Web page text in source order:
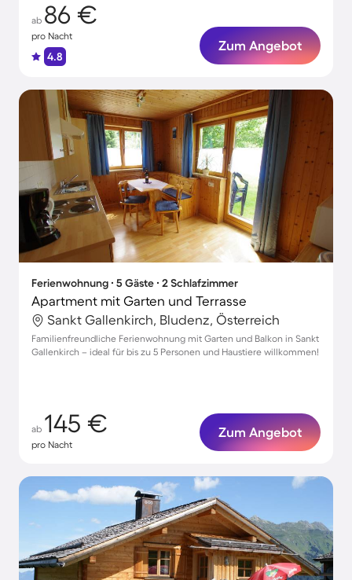
ab 86 €
pro Nacht
4.8
Zum Angebot
Ferienwohnung ∙ 5 Gäste ∙ 2 Schlafzimmer
Apartment mit Garten und Terrasse
Sankt Gallenkirch, Bludenz, Österreich
Familienfreundliche Ferienwohnung mit Garten und Balkon in Sankt
Gallenkirch – ideal für bis zu 5 Personen und Haustiere willkommen!
ab 145 €
pro Nacht
Zum Angebot